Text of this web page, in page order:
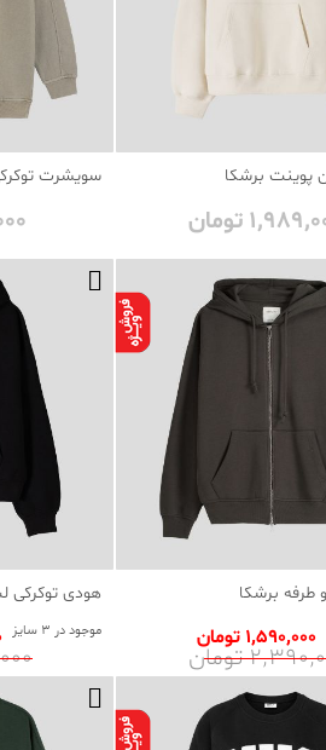
پوینت برشکا
تومان
سویشرت
برشکا
تومان
1٬590٬000 تومان
هودی توکرکی
موجود در 3 سایز